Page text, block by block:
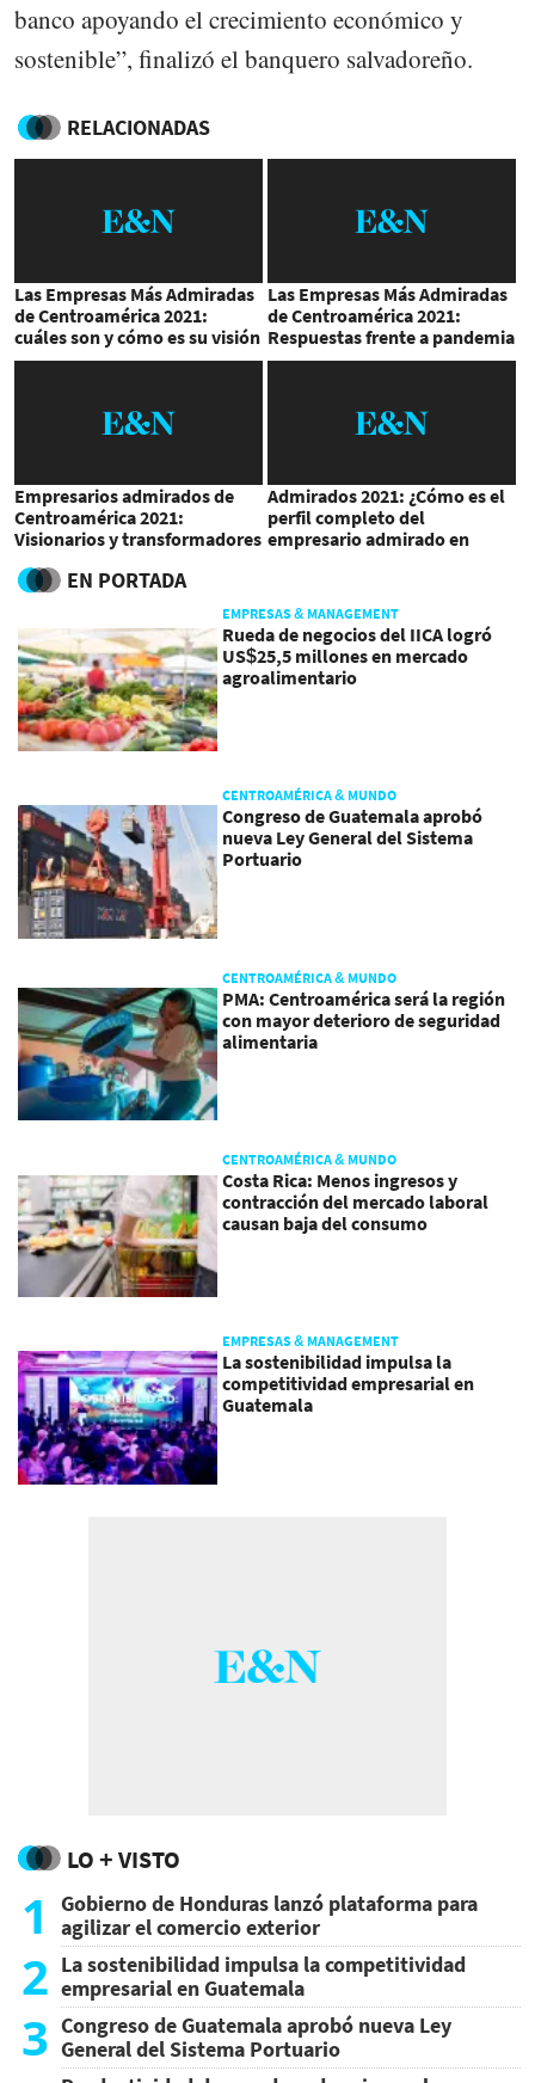
banco apoyando el crecimiento económico y
sostenible”, finalizó el banquero salvadoreño.
RELACIONADAS
Las Empresas Más Admiradas
de Centroamérica 2021:
cuáles son y cómo es su visión
Las Empresas Más Admiradas
de Centroamérica 2021:
Respuestas frente a pandemia
por Covid-19
Empresarios admirados de
Centroamérica 2021:
Visionarios y transformadores
Admirados 2021: ¿Cómo es el
perfil completo del
empresario admirado en
EN PORTADA
EMPRESAS & MANAGEMENT
Rueda de negocios del IICA logró
US$25,5 millones en mercado
agroalimentario
CENTROAMÉRICA & MUNDO
Congreso de Guatemala aprobó
nueva Ley General del Sistema
Portuario
CENTROAMÉRICA & MUNDO
PMA: Centroamérica será la región
con mayor deterioro de seguridad
alimentaria
CENTROAMÉRICA & MUNDO
Costa Rica: Menos ingresos y
contracción del mercado laboral
causan baja del consumo
EMPRESAS & MANAGEMENT
La sostenibilidad impulsa la
competitividad empresarial en
Guatemala
LO + VISTO
1
Gobierno de Honduras lanzó plataforma para
agilizar el comercio exterior
2 La sostenibilidad impulsa la competitividad
empresarial en Guatemala
3 Congreso de Guatemala aprobó nueva Ley
General del Sistema Portuario